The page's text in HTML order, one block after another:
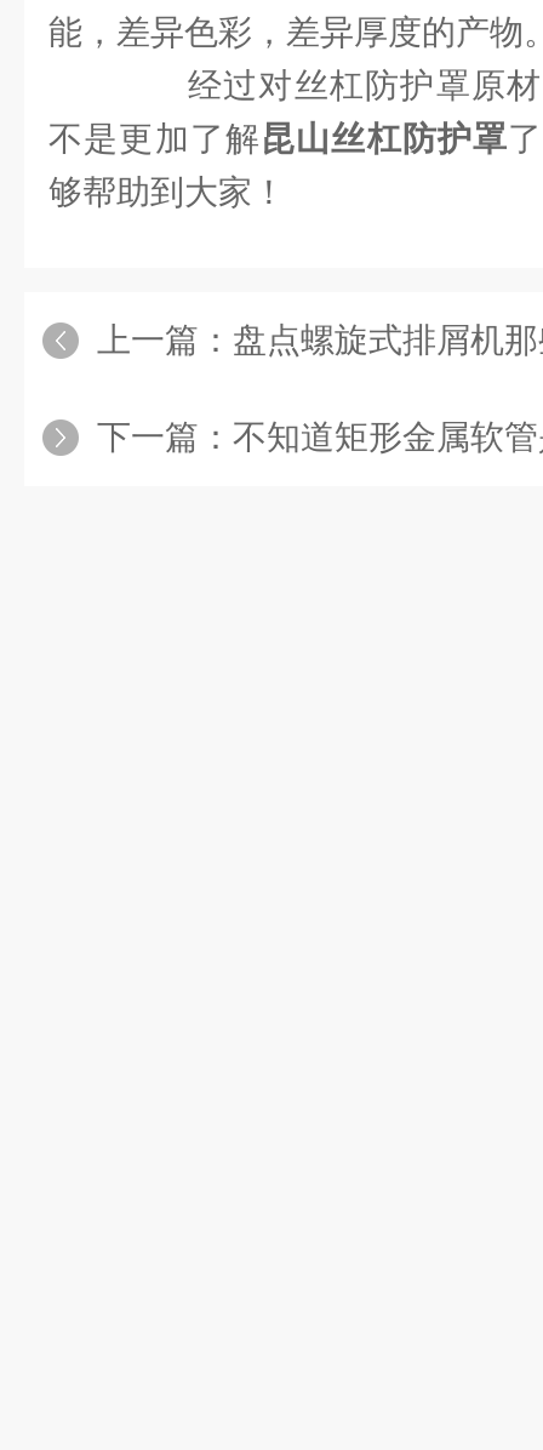
能，差异色彩，差异厚度的产物
经过对丝杠防护罩原材
不是更加了解昆山丝杠防护罩
够帮助到大家！
上一篇： 盘点螺旋式排屑机那
下一篇： 不知道矩形金属软管